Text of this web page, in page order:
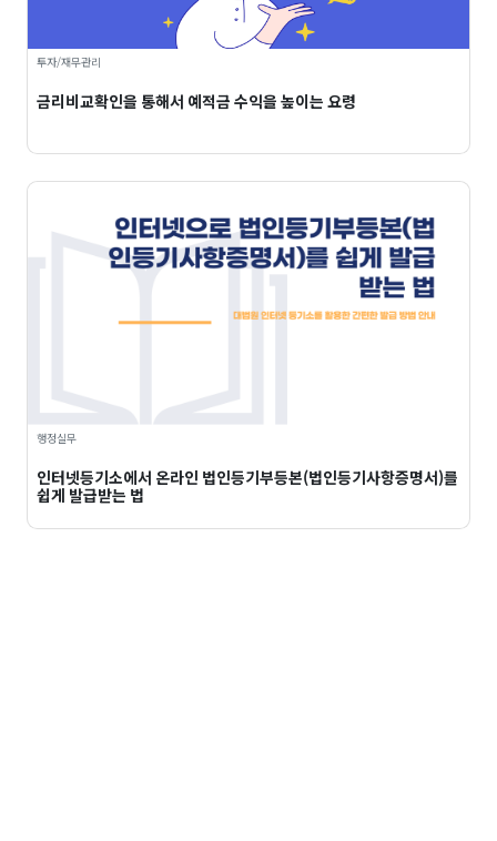
투자/재무관리
금리비교확인을 통해서 예적금 수익을 높이는 요령
행정실무
인터넷등기소에서 온라인 법인등기부등본(법인등기사항증명서)를
쉽게 발급받는 법